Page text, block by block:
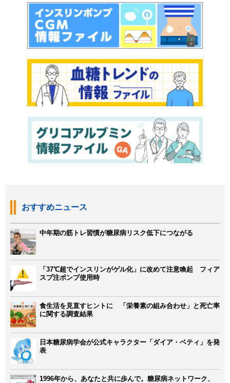
おすすめニュース
中年期の筋トレ習慣が糖尿病リスク低下につながる
「37℃超でインスリンがゲル化」に改めて注意喚起 フィア
スプ注ポンプ使用時
食生活を見直すヒントに 「栄養素の組み合わせ」と死亡率
に関する調査結果
日本糖尿病学会が公式キャラクター「ダイア・ベティ」を発
表
1996年から、あなたと共に歩んで。糖尿病ネットワーク、